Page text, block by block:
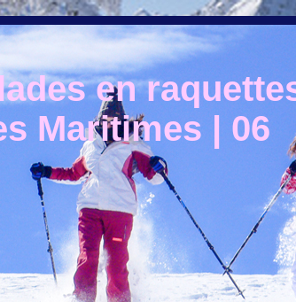
en
Maritimes | 06